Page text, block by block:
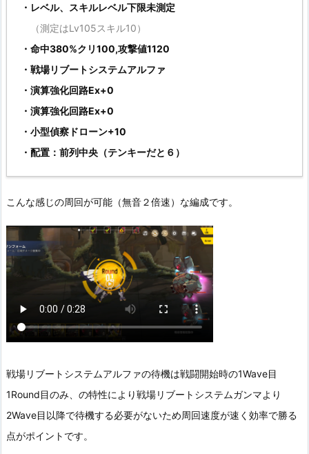
・レベル、スキルレベル下限未測定
（測定はLv105スキル10）
・命中380%クリ100,攻撃値1120
・戦場リブートシステムアルファ
・演算強化回路Ex+0
・演算強化回路Ex+0
・小型偵察ドローン+10
・配置：前列中央（テンキーだと６）
こんな感じの周回が可能（無音２倍速）な編成です。
戦場リブートシステムアルファの待機は戦闘開始時の1Wave目
1Round目のみ、の特性により戦場リブートシステムガンマより
2Wave目以降で待機する必要がないため周回速度が速く効率で勝る
点がポイントです。